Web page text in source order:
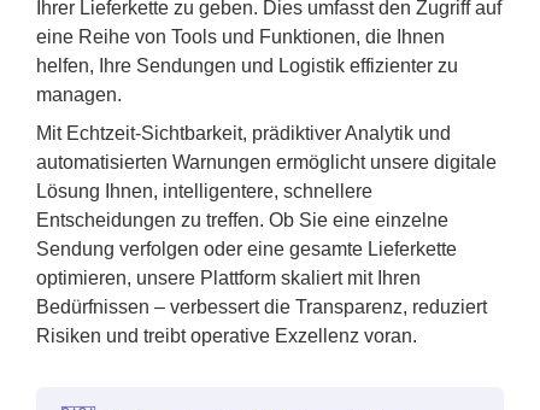
Ihrer Lieferkette zu geben. Dies umfasst den Zugriff auf
eine Reihe von Tools und Funktionen, die Ihnen
helfen, Ihre Sendungen und Logistik effizienter zu
managen.
Mit Echtzeit-Sichtbarkeit, prädiktiver Analytik und
automatisierten Warnungen ermöglicht unsere digitale
Lösung Ihnen, intelligentere, schnellere
Entscheidungen zu treffen. Ob Sie eine einzelne
Sendung verfolgen oder eine gesamte Lieferkette
optimieren, unsere Plattform skaliert mit Ihren
Bedürfnissen – verbessert die Transparenz, reduziert
Risiken und treibt operative Exzellenz voran.